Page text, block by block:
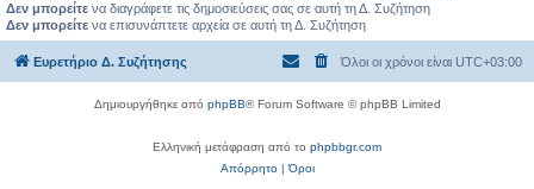
Δεν μπορείτε να διαγράφετε τις δημοσιεύσεις σας σε αυτή τη Δ. Συζήτηση
Δεν μπορείτε να επισυνάπτετε αρχεία σε αυτή τη Δ. Συζήτηση
Ευρετήριο Δ. Συζήτησης Όλοι οι χρόνοι είναι UTC+03:00
Δημιουργήθηκε από phpBB® Forum Software © phpBB Limited
Ελληνική μετάφραση από το phpbbgr.com
Απόρρητο|Όροι